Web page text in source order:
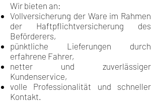
Wir bieten an:
Vollversicherung der Ware im Rahmen
der Haftpflichtversicherung des
Beförderers,
pünktliche Lieferungen durch
erfahrene Fahrer,
netter und zuverlässiger
Kundenservice,
volle Professionalität und schneller
Kontakt.